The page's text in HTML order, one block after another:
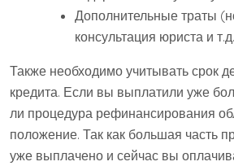
Дополнительные траты
консультация юриста и
Также необходимо учитывать срок
кредита. Если вы выплатили уже
ли процедура рефинансирования
положение. Так как большая часть
уже выплачено и сейчас вы